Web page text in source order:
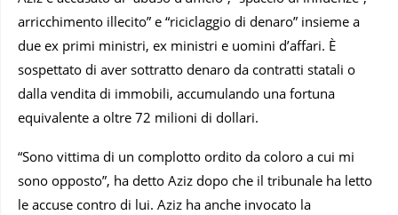
arricchimento illecito” e “riciclaggio di denaro” insieme a
due ex primi ministri, ex ministri e uomini d’affari. È
sospettato di aver sottratto denaro da contratti statali o
dalla vendita di immobili, accumulando una fortuna
equivalente a oltre 72 milioni di dollari.
“Sono vittima di un complotto ordito da coloro a cui mi
sono opposto”, ha detto Aziz dopo che il tribunale ha letto
le accuse contro di lui. Aziz ha anche invocato la